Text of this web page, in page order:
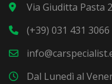
Via Giuditta Pasta
(+39) 031 431 3066
Dal Lunedì al